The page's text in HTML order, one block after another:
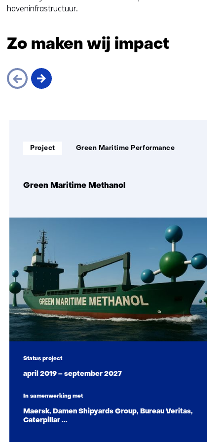
haveninfrastructuur.
Zo maken wij impact
(Zo
impact)
Green Maritime Methanol
Soort
Project
Thema: Green Maritime Performance
Status project
april 2019 – september 2027
In samenwerking met
Maersk, Damen Shipyards Group, Bureau Veritas,
Caterpillar ...